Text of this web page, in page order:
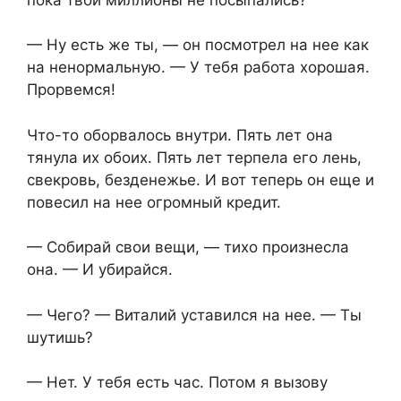
— Ну есть же ты, — он посмотрел на нее как
на ненормальную. — У тебя работа хорошая.
Прорвемся!
Что-то оборвалось внутри. Пять лет она
тянула их обоих. Пять лет терпела его лень,
свекровь, безденежье. И вот теперь он еще и
повесил на нее огромный кредит.
— Собирай свои вещи, — тихо произнесла
она. — И убирайся.
— Чего? — Виталий уставился на нее. — Ты
шутишь?
— Нет. У тебя есть час. Потом я вызову